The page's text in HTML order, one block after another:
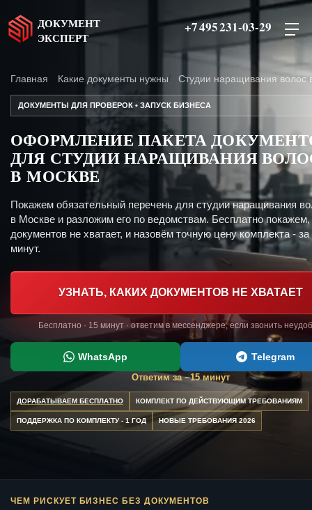
ДОКУМЕНТ
ЭКСПЕРТ
+7 495 231-03-29
Главная Какие документы нужны Студии наращивания волос
ДОКУМЕНТЫ ДЛЯ ПРОВЕРОК • ЗАПУСК БИЗНЕСА
ОФОРМЛЕНИЕ ПАКЕТА
ДЛЯ СТУДИИ НАРАЩИВАНИЯ
В МОСКВЕ
Покажем обязательный перечень для студии наращивания
в Москве и разложим его по ведомствам. Бесплатно покажем,
документов не хватает, и назовём точную цену комплекта - за
минут.
УЗНАТЬ, КАКИХ ДОКУМЕНТОВ НЕ ХВАТАЕТ
Бесплатно · 15 минут · ответим в мессенджере, если звонить
WhatsApp Telegram
Ответим за ~15 минут
ДОРАБАТЫВАЕМ БЕСПЛАТНО КОМПЛЕКТ ПО ДЕЙСТВУЮЩИМ ТРЕБОВАНИЯМ
ПОДДЕРЖКА ПО КОМПЛЕКТУ - 1 ГОД НОВЫЕ ТРЕБОВАНИЯ 2026
ЧЕМ РИСКУЕТ БИЗНЕС БЕЗ ДОКУМЕНТОВ